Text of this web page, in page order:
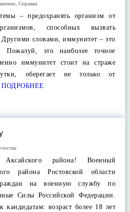
Справка
– предохранять организм от
способных вызвать
Другими словами, иммунитет – это
Пожалуй, это наиболее точное
иммунитет стоит на страже
оберегает не только от
ПОДРОБНЕЕ
района! Военный
района Ростовской области
на военную службу по
Силы Российской Федерации.
кандидатам: возраст более 18 лет